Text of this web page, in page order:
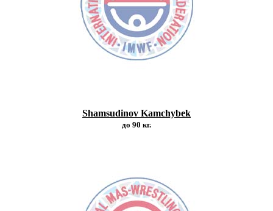
Shamsudinov Kamchybek
до 90 кг.